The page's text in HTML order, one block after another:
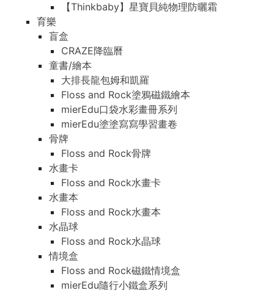
【Thinkbaby】星寶貝純物理防曬霜
育樂
盲盒
CRAZE降臨曆
童書/繪本
大排長龍包姆和凱羅
Floss and Rock塗鴉磁鐵繪本
mierEdu口袋水彩畫冊系列
mierEdu塗塗寫寫學習畫卷
骨牌
Floss and Rock骨牌
水畫卡
Floss and Rock水畫卡
水畫本
Floss and Rock水畫本
水晶球
Floss and Rock水晶球
情境盒
Floss and Rock磁鐵情境盒
mierEdu隨行小鐵盒系列